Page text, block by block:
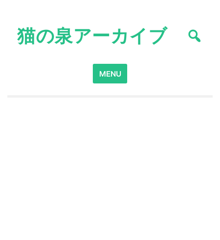
content猫の泉アーカイブ
Search
for:
MENU